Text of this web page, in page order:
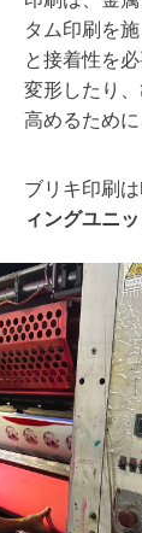
タム印刷を
と接着性を
変形したり
高めるため
ブリキ印刷
ィングユニッ